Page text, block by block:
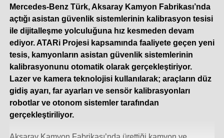
Mercedes-Benz Türk, Aksaray Kamyon Fabrikası’nda
açtığı asistan güvenlik sistemlerinin kalibrasyon tesisi
ile dijitalleşme yolculuğuna hız kesmeden devam
ediyor. ATARi Projesi kapsamında faaliyete geçen yeni
tesis, kamyonların asistan güvenlik sistemlerinin
kalibrasyonunu otomatik olarak gerçekleştiriyor.
Lazer ve kamera teknolojisi kullanılarak; araçların düz
gidiş ayarı, far ayarları ve sensör kalibrasyonları
robotlar ve otonom sistemler tarafından
gerçekleştiriliyor.